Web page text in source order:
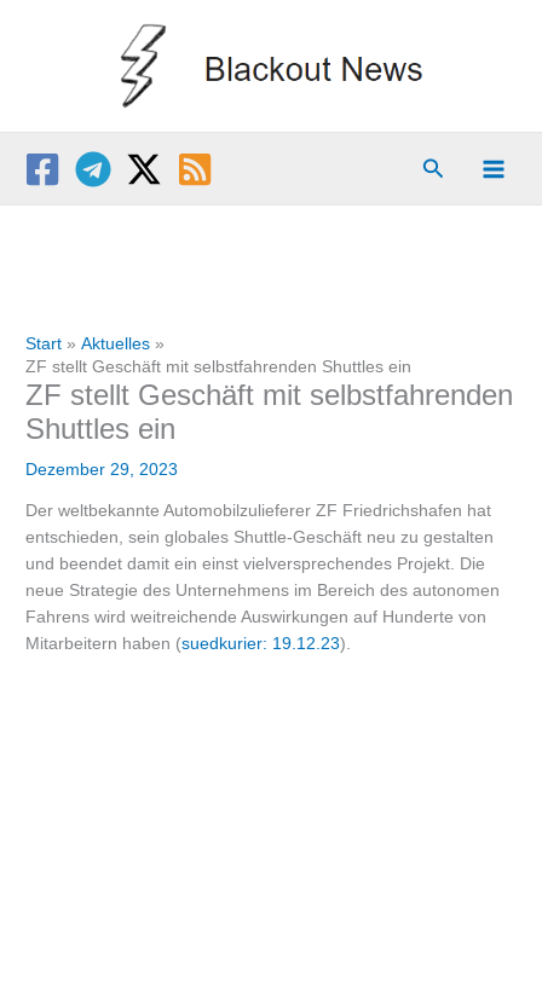
Suchen
Start
Aktuelles
ZF stellt Geschäft mit selbstfahrenden Shuttles ein
ZF stellt Geschäft mit selbstfahrenden
Shuttles ein
Dezember 29, 2023
Der weltbekannte Automobilzulieferer ZF Friedrichshafen hat
entschieden, sein globales Shuttle-Geschäft neu zu gestalten
und beendet damit ein einst vielversprechendes Projekt. Die
neue Strategie des Unternehmens im Bereich des autonomen
Fahrens wird weitreichende Auswirkungen auf Hunderte von
Mitarbeitern haben (suedkurier: 19.12.23).